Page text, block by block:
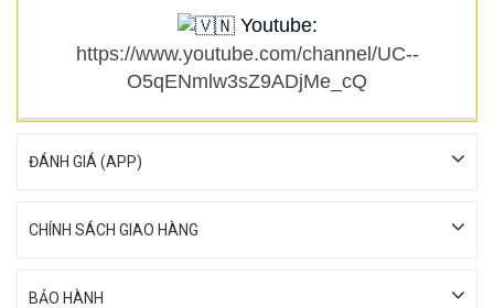
Youtube:
https://www.youtube.com/channel/UC--
O5qENmlw3sZ9ADjMe_cQ
ĐÁNH GIÁ (APP)
CHÍNH SÁCH GIAO HÀNG
BẢO HÀNH